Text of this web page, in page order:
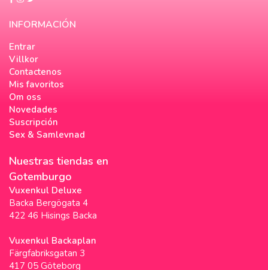
INFORMACIÓN
Entrar
Villkor
Contactenos
Mis favoritos
Om oss
Novedades
Suscripción
Sex & Samlevnad
Nuestras tiendas en
Gotemburgo
Vuxenkul Deluxe
Backa Bergögata 4
422 46 Hisings Backa
Vuxenkul Backaplan
Färgfabriksgatan 3
417 05 Göteborg